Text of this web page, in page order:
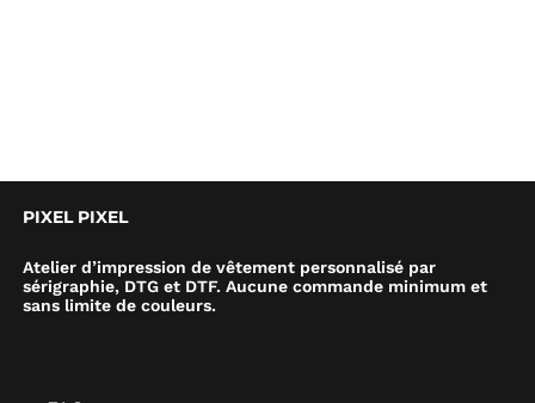
PIXEL PIXEL
Atelier d’impression de vêtement personnalisé par
sérigraphie, DTG et DTF. Aucune commande minimum et
sans limite de couleurs.